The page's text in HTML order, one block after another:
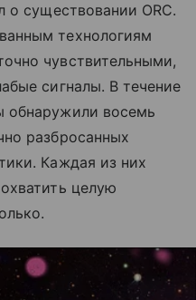
о существовании ORC.
технологиям
чувствительными,
сигналы. В течение
обнаружили восемь
разбросанных
Каждая из них
целую